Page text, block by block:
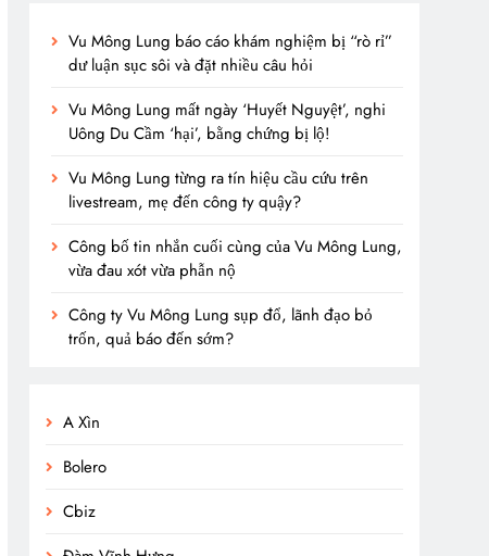
Vu Mông Lung báo cáo khám nghiệm bị “rò rỉ”
dư luận sục sôi và đặt nhiều câu hỏi
Vu Mông Lung mất ngày ‘Huyết Nguyệt’, nghi
Uông Du Cầm ‘hại’, bằng chứng bị lộ!
Vu Mông Lung từng ra tín hiệu cầu cứu trên
livestream, mẹ đến công ty quậy?
Công bố tin nhắn cuối cùng của Vu Mông Lung,
vừa đau xót vừa phẫn nộ
Công ty Vu Mông Lung sụp đổ, lãnh đạo bỏ
trốn, quả báo đến sớm?
A Xìn
Bolero
Cbiz